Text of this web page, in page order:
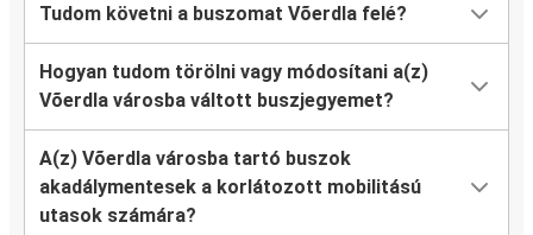
Tudom követni a buszomat Võerdla felé?
Hogyan tudom törölni vagy módosítani a(z)
Võerdla városba váltott buszjegyemet?
A(z) Võerdla városba tartó buszok
akadálymentesek a korlátozott mobilitású
utasok számára?